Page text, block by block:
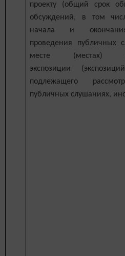
проекту (общий срок
обсуждений, в том
начала и
проведения публичных
месте (местах)
экспозиции
подлежащего
публичных слушаниях,